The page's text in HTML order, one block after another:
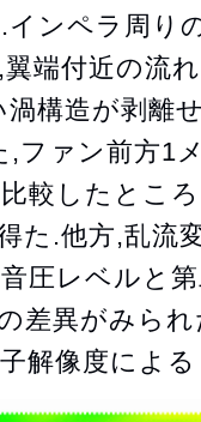
ンペラ周り
端付近の流
構造が剥離
ファン前方1
較したとこ
た.他方,乱流
圧レベルと
差異がみら
解像度によ